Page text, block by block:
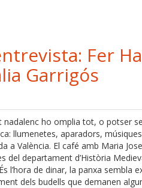
Fer
Garrigós
nadalenc ho omplia tot, o potser
llumenetes, aparadors,
a València. El café amb Maria
del departament d’Història
l’hora de dinar, la panxa sembla
dels budells que demanen